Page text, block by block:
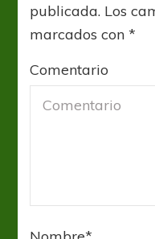
publicada. Los
marcados con*
Comentario